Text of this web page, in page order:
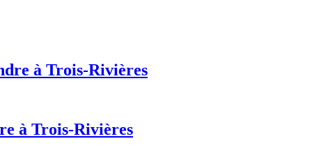
à Trois-Rivières
à Trois-Rivières